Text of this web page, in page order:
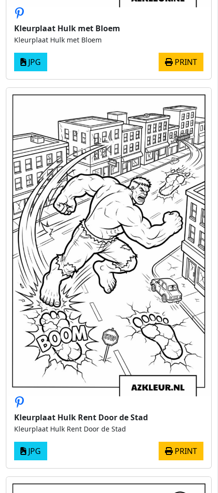
Kleurplaat Hulk met Bloem
Kleurplaat Hulk met Bloem
JPG PRINT
Kleurplaat Hulk Rent Door de Stad
Kleurplaat Hulk Rent Door de Stad
JPG PRINT